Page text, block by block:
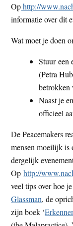
Ophttp://
informatie over dit
Wat moet je doen
Stuur een
(Petra
Naast je
officieel
De Peacemakers
mensen moeilijk is
dergelijk
Ophttp://
veel tips over hoe
Glassman, de
zijn boek ‘